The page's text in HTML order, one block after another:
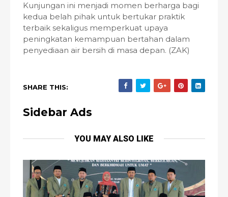
Kunjungan ini menjadi momen berharga bagi
kedua belah pihak untuk bertukar praktik
terbaik sekaligus memperkuat upaya
peningkatan kemampuan bertahan dalam
penyediaan air bersih di masa depan. (ZAK)
SHARE THIS:
Sidebar Ads
YOU MAY ALSO LIKE